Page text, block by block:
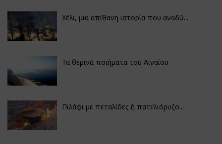
Χέλι, μια απίθανη ιστορία που αναδύ...
Τα θερινά ποιήματα του Αιγαίου
Πιλάφι με πεταλίδες ή πατελιόρυζο...